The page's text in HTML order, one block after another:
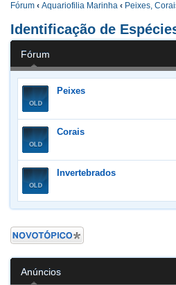
Fórum ‹ Aquariofilia Marinha ‹ Peixes,
Identificação de
Fórum
Peixes
Corais
Invertebrados
Criar um novo
Tópico
Anúncios